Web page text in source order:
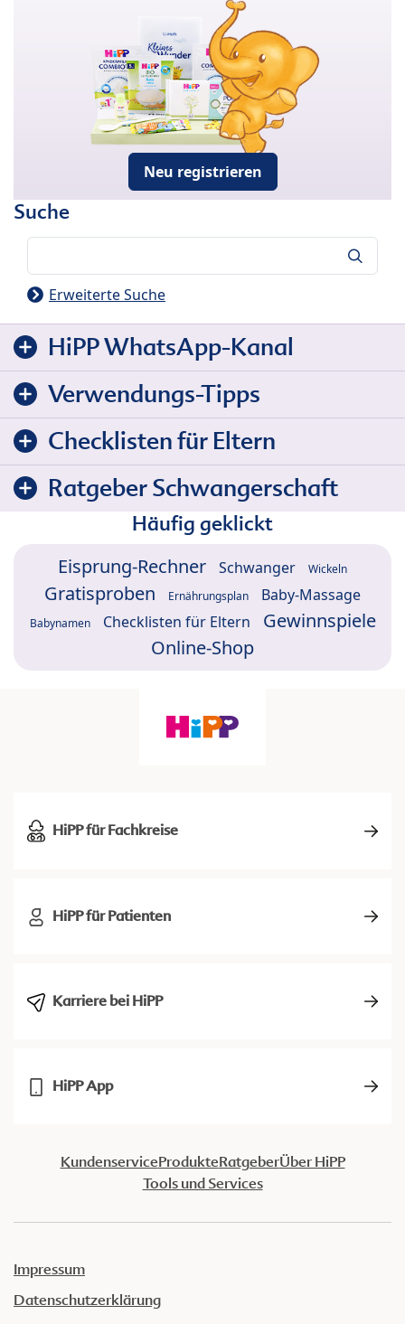
Neu registrieren
Suche
Erweiterte Suche
HiPP WhatsApp-Kanal
Verwendungs-Tipps
Checklisten für Eltern
Ratgeber Schwangerschaft
Häufig geklickt
Eisprung-Rechner Schwanger Wickeln
Gratisproben Ernährungsplan Baby-Massage
Babynamen Checklisten für Eltern
Gewinnspiele
Online-Shop
HiPP für Fachkreise
HiPP für Patienten
Karriere bei HiPP
HiPP App
KundenserviceProdukteRatgeberÜber HiPP
Tools und Services
Impressum
Datenschutzerklärung